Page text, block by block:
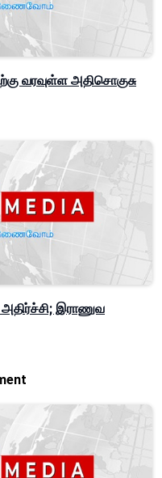
வரவுள்ள அதிசொகுசு
இராணுவ